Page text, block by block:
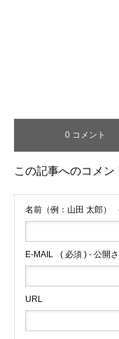
0 コメント
この記事へのコメン
名前（例：山田 太郎）
E-MAIL ( 必須 ) - 公開
URL